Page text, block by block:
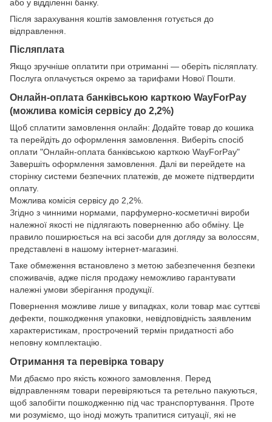
або у відділенні банку.
Після зарахування коштів замовлення готується до
відправлення.
Післяплата
Якщо зручніше оплатити при отриманні — оберіть післяплату.
Послуга оплачується окремо за тарифами Нової Пошти.
Онлайн-оплата банківською карткою WayForPay
(можлива комісія сервісу до 2,2%)
Щоб сплатити замовлення онлайн: Додайте товар до кошика
та перейдіть до оформлення замовлення. Виберіть спосіб
оплати "Онлайн-оплата банківською карткою WayForPay"
Завершіть оформлення замовлення. Далі ви перейдете на
сторінку системи безпечних платежів, де можете підтвердити
оплату.
Можлива комісія сервісу до 2,2%.
Згідно з чинними нормами, парфумерно-косметичні вироби
належної якості не підлягають поверненню або обміну. Це
правило поширюється на всі засоби для догляду за волоссям,
представлені в нашому інтернет-магазині.
Таке обмеження встановлено з метою забезпечення безпеки
споживачів, адже після продажу неможливо гарантувати
належні умови зберігання продукції.
Повернення можливе лише у випадках, коли товар має суттєві
дефекти, пошкодження упаковки, невідповідність заявленим
характеристикам, прострочений термін придатності або
неповну комплектацію.
Отримання та перевірка товару
Ми дбаємо про якість кожного замовлення. Перед
відправленням товари перевіряються та ретельно пакуються,
щоб запобігти пошкодженню під час транспортування. Проте
ми розуміємо, що іноді можуть трапитися ситуації, які не